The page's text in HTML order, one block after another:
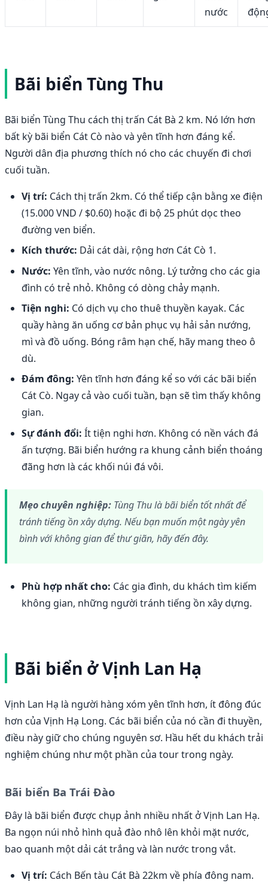
nước
Bãi biển Tùng Thu
Bãi biển Tùng Thu cách thị trấn Cát Bà 2 km. Nó lớn hơn
bất kỳ bãi biển Cát Cò nào và yên tĩnh hơn đáng kể.
Người dân địa phương thích nó cho các chuyến đi chơi
cuối tuần.
Vị trí: Cách thị trấn 2km. Có thể tiếp cận bằng xe điện
(15.000 VND / $0.60) hoặc đi bộ 25 phút dọc theo
đường ven biển.
Kích thước: Dải cát dài, rộng hơn Cát Cò 1.
Nước: Yên tĩnh, vào nước nông. Lý tưởng cho các gia
đình có trẻ nhỏ. Không có dòng chảy mạnh.
Tiện nghi: Có dịch vụ cho thuê thuyền kayak. Các
quầy hàng ăn uống cơ bản phục vụ hải sản nướng,
mì và đồ uống. Bóng râm hạn chế, hãy mang theo ô
dù.
Đám đông: Yên tĩnh hơn đáng kể so với các bãi biển
Cát Cò. Ngay cả vào cuối tuần, bạn sẽ tìm thấy không
gian.
Sự đánh đổi: Ít tiện nghi hơn. Không có nền vách đá
ấn tượng. Bãi biển hướng ra khung cảnh biển thoáng
đãng hơn là các khối núi đá vôi.
Mẹo chuyên nghiệp: Tùng Thu là bãi biển tốt nhất để
tránh tiếng ồn xây dựng. Nếu bạn muốn một ngày yên
bình với không gian để thư giãn, hãy đến đây.
Phù hợp nhất cho: Các gia đình, du khách tìm kiếm
không gian, những người tránh tiếng ồn xây dựng.
Bãi biển ở Vịnh Lan Hạ
Vịnh Lan Hạ là người hàng xóm yên tĩnh hơn, ít đông đúc
hơn của Vịnh Hạ Long. Các bãi biển của nó cần đi thuyền,
điều này giữ cho chúng nguyên sơ. Hầu hết du khách trải
nghiệm chúng như một phần của tour trong ngày.
Bãi biển Ba Trái Đào
Đây là bãi biển được chụp ảnh nhiều nhất ở Vịnh Lan Hạ.
Ba ngọn núi nhỏ hình quả đào nhô lên khỏi mặt nước,
bao quanh một dải cát trắng và làn nước trong vắt.
Vị trí: Cách Bến tàu Cát Bà 22km về phía đông nam.